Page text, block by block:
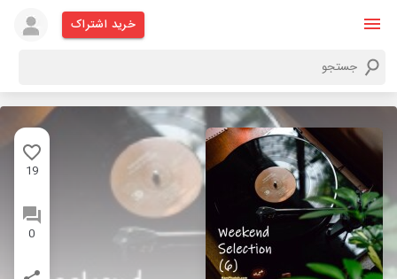
خرید اشتراک
19
0